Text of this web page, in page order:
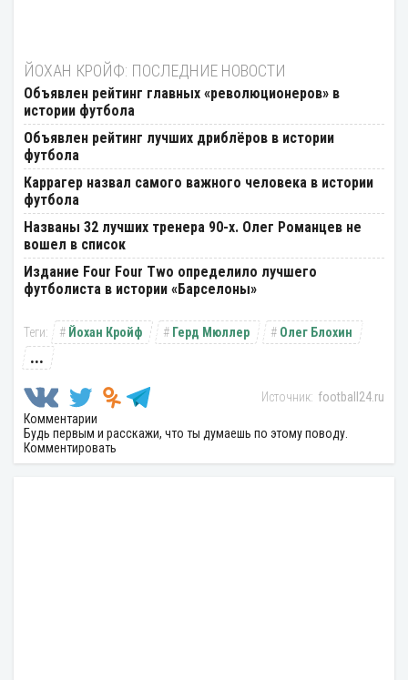
ЙОХАН КРОЙФ: ПОСЛЕДНИЕ НОВОСТИ
Объявлен рейтинг главных «революционеров» в
истории футбола
Объявлен рейтинг лучших дриблёров в истории
футбола
Каррагер назвал самого важного человека в истории
футбола
Названы 32 лучших тренера 90-х. Олег Романцев не
вошел в список
Издание Four Four Two определило лучшего
футболиста в истории «Барселоны»
Йохан Кройф Герд Мюллер Олег Блохин
...
football24.ru
Комментарии
Будь первым и расскажи, что ты думаешь по этому поводу.
Комментировать